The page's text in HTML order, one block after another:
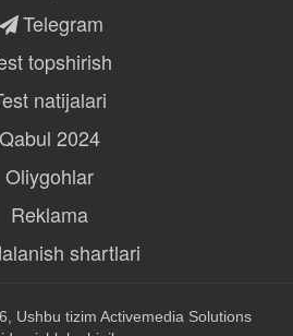
Telegram
topshirish
natijalari
Qabul 2024
Oliygohlar
Reklama
shartlari
Ushbu tizim Activemedia Solutions